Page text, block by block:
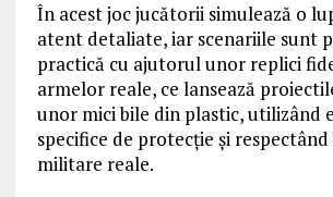
În acest joc jucătorii simulează o
atent detaliate, iar scenariile sunt
practică cu ajutorul unor replici
armelor reale, ce lansează
unor mici bile din plastic, utilizând
specifice de protecţie şi
militare reale.